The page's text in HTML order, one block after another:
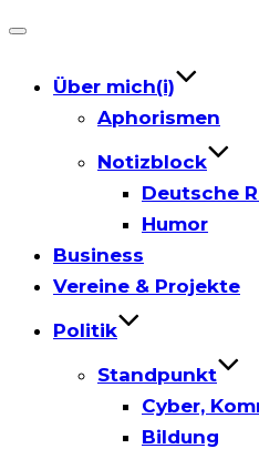
navigation
Über mich(i)
Aphorismen
Notizblock
Deutsche
Humor
Business
Vereine & Projekte
Politik
Standpunkt
Cyber,
Bildung